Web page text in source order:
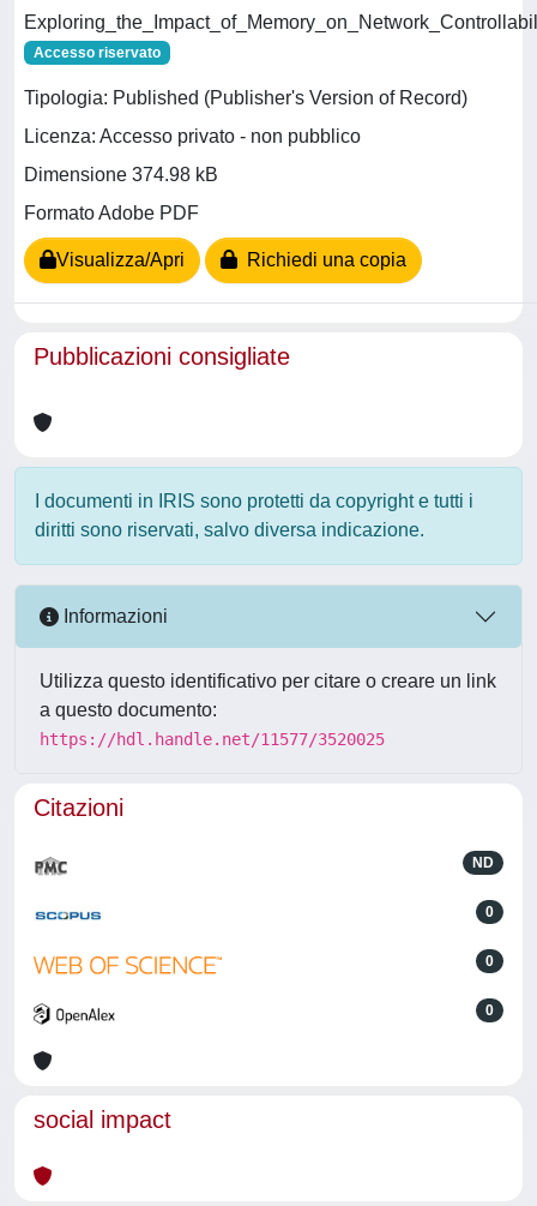
Accesso riservato
Tipologia: Published (Publisher's Version of Record)
Licenza: Accesso privato - non pubblico
Dimensione 374.98 kB
Formato Adobe PDF
Visualizza/Apri Richiedi una copia
Pubblicazioni consigliate
I documenti in IRIS sono protetti da copyright e tutti i
diritti sono riservati, salvo diversa indicazione.
Informazioni
Utilizza questo identificativo per citare o creare un link
a questo documento:
https://hdl.handle.net/11577/3520025
Citazioni
ND
0
0
0
social impact